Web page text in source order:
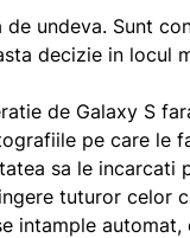
undeva. Sunt
decizie in locul
de Galaxy S
pe care le
sa le incarcati
tuturor celor
intample automat,